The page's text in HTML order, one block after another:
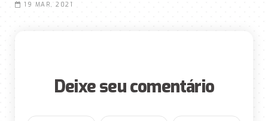
19 MAR, 2021
Deixe seu comentário